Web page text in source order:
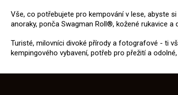
Vše, co potřebujete pro kempování v lese, abyste
anoraky, ponča Swagman Roll®, kožené rukavice a
Turisté, milovníci divoké přírody a fotografové - ti
kempingového vybavení, potřeb pro přežití a